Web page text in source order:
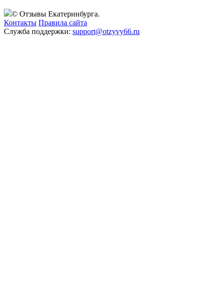
© Отзывы Екатеринбурга.
Контакты Правила сайта
Служба поддержки: support@otzyvy66.ru